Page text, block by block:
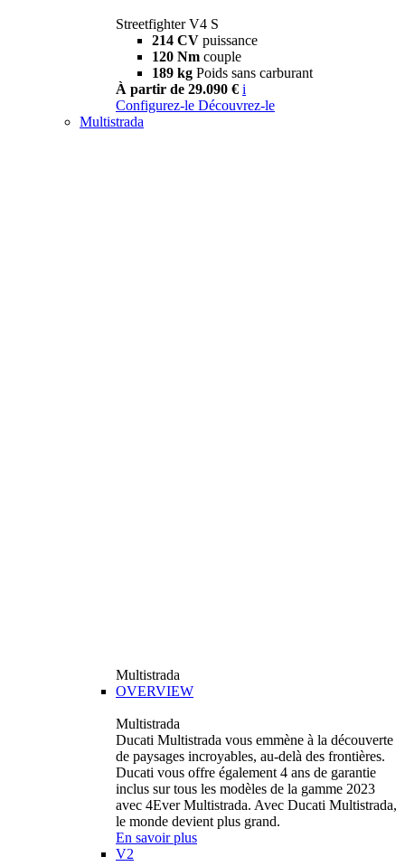
Streetfighter V4 S
214 CV puissance
120 Nm couple
189 kg Poids sans carburant
À partir de 29.090 € i
Configurez-le Découvrez-le
Multistrada
Multistrada
OVERVIEW
Multistrada
Ducati Multistrada vous emmène à la découverte
de paysages incroyables, au-delà des frontières.
Ducati vous offre également 4 ans de garantie
inclus sur tous les modèles de la gamme 2023
avec 4Ever Multistrada. Avec Ducati Multistrada,
le monde devient plus grand.
En savoir plus
V2